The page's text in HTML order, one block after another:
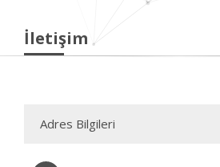
İletişim
Adres Bilgileri